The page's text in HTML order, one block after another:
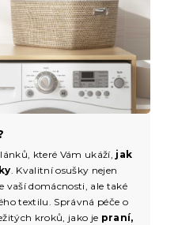
které Vám ukáží, jak
. Kvalitní osušky nejen
domácnosti, ale také
textilu. Správná péče o
kroků, jako je praní,